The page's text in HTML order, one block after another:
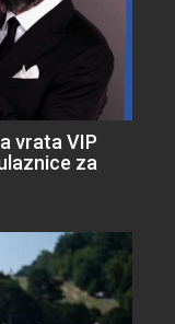
vrata VIP
za